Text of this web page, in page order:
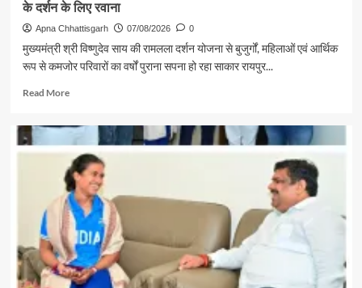
के दर्शन के लिए रवाना
Apna Chhattisgarh 07/08/2026 0
मुख्यमंत्री श्री विष्णुदेव साय की रामलला दर्शन योजना से बुजुर्गों, महिलाओं एवं आर्थिक
रूप से कमजोर परिवारों का वर्षों पुराना सपना हो रहा साकार रायपुर...
Read MoreRead
पर्यटन
एवं
संस्कृति
मंत्री
श्री
राजेश
अग्रवाल
की
पहल
से